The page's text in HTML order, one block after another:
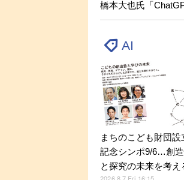
橋本大也氏「
AI
まちのこども財団設
記念シンポ9/6…創
と探究の未来を考え